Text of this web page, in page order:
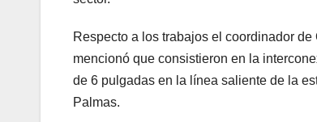
Respecto a los trabajos el coordinador
mencionó que consistieron en la
de 6 pulgadas en la línea saliente de la
Palmas.